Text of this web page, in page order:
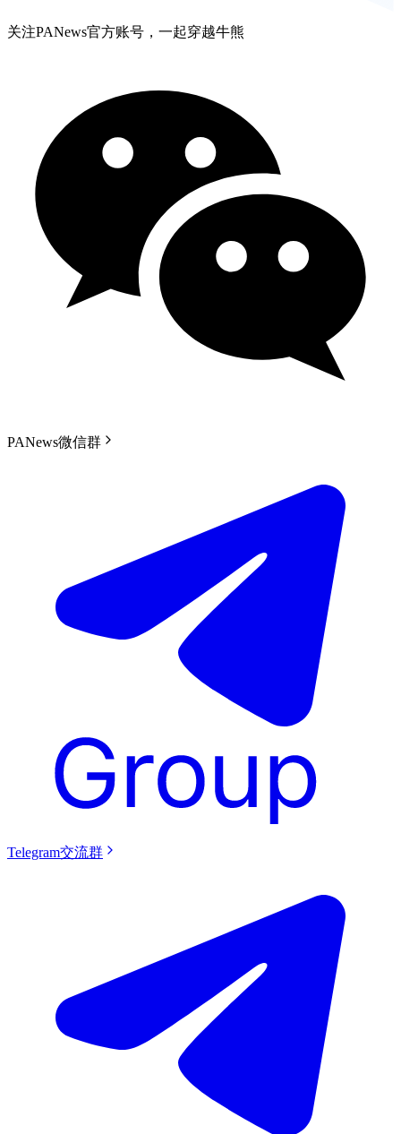
关注PANews官方账号，一起穿越牛熊
PANews微信群
Telegram交流群